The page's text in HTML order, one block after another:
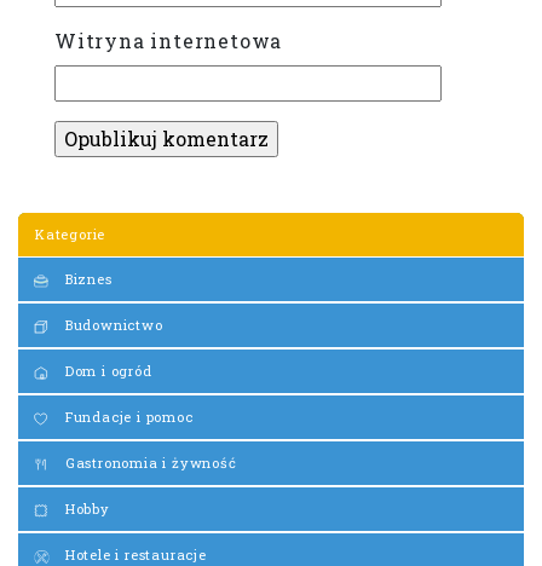
Kategorie
Biznes
Budownictwo
Dom i ogród
Fundacje i pomoc
Gastronomia i żywność
Hobby
Hotele i restauracje
Witryna internetowa